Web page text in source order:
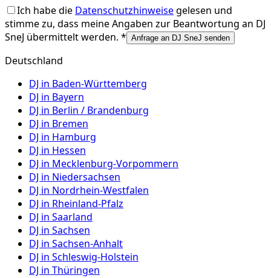
Ich habe die Datenschutzhinweisegelesen und
stimme zu, dass meine Angaben zur Beantwortung an DJ
SneJ übermittelt werden. * Anfrage an DJ SneJ senden
Deutschland
DJ in Baden-Württemberg
DJ in Bayern
DJ in Berlin / Brandenburg
DJ in Bremen
DJ in Hamburg
DJ in Hessen
DJ in Mecklenburg-Vorpommern
DJ in Niedersachsen
DJ in Nordrhein-Westfalen
DJ in Rheinland-Pfalz
DJ in Saarland
DJ in Sachsen
DJ in Sachsen-Anhalt
DJ in Schleswig-Holstein
DJ in Thüringen